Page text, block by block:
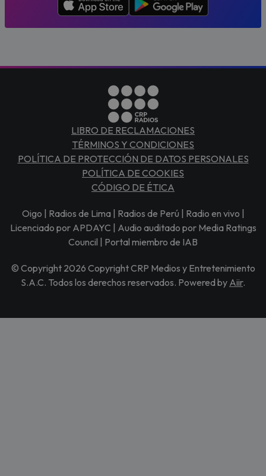
LIBRO DE RECLAMACIONES
TÉRMINOS Y CONDICIONES
POLÍTICA DE PROTECCIÓN DE DATOS PERSONALES
POLÍTICA DE COOKIES
CÓDIGO DE ÉTICA
Oigo | Radios de Lima | Radios de Perú | Radio en vivo |
Licenciado por APDAYC | Audio auditado por Media Ratings
Council | Portal miembro de IAB
© Copyright 2026 Copyright CRP Medios y Entretenimiento
S.A.C. Todos los derechos reservados. Powered by Aiir.